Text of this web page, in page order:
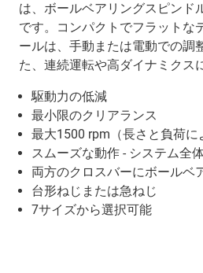
は、ボールベアリングスピンド
です。コンパクトでフラットな
ールは、手動または電動での調
た、連続運転や高ダイナミクス
駆動力の低減
最小限のクリアランス
最大1500 rpm（長さと負荷に
スムーズな動作 - システム全
両方のクロスバーにボールベ
台形ねじまたは急ねじ
7サイズから選択可能